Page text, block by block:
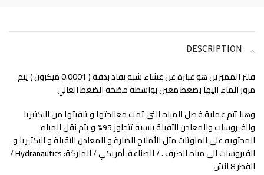
DESCRIPTION
فلتر الممبرين هو عبارة عن غشاء شبه نفاذ بدقة ( 0.0001 ميكرون ) يتم
مرور الماء اليها بضغط معين بواسطة مضخة الضغط العالي
وهنا تتم عملية فصل المياه التى تمت معالجتها و تنقيتها من البكتيريا
والفيروسات والمعادن الثقيلة بنسبة تتجاوز 95% و يتم نقل المياه
المحتويه على الملوثات مثل الأملاح الضارة و المعادن الثقيلة و البكتيريا و
الفيروسات الى مياه الصرف . / الصناعة: أمريكي / الماركة: Hydranautics /
القطر 8 انش